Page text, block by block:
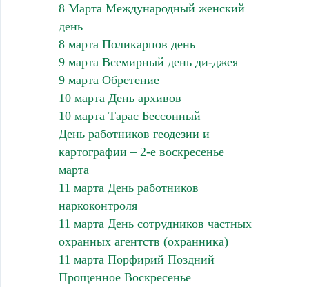
8 Марта Международный женский
день
8 марта Поликарпов день
9 марта Всемирный день ди-джея
9 марта Обретение
10 марта День архивов
10 марта Тарас Бессонный
День работников геодезии и
картографии – 2-е воскресенье
марта
11 марта День работников
наркоконтроля
11 марта День сотрудников частных
охранных агентств (охранника)
11 марта Порфирий Поздний
Прощенное Воскресенье